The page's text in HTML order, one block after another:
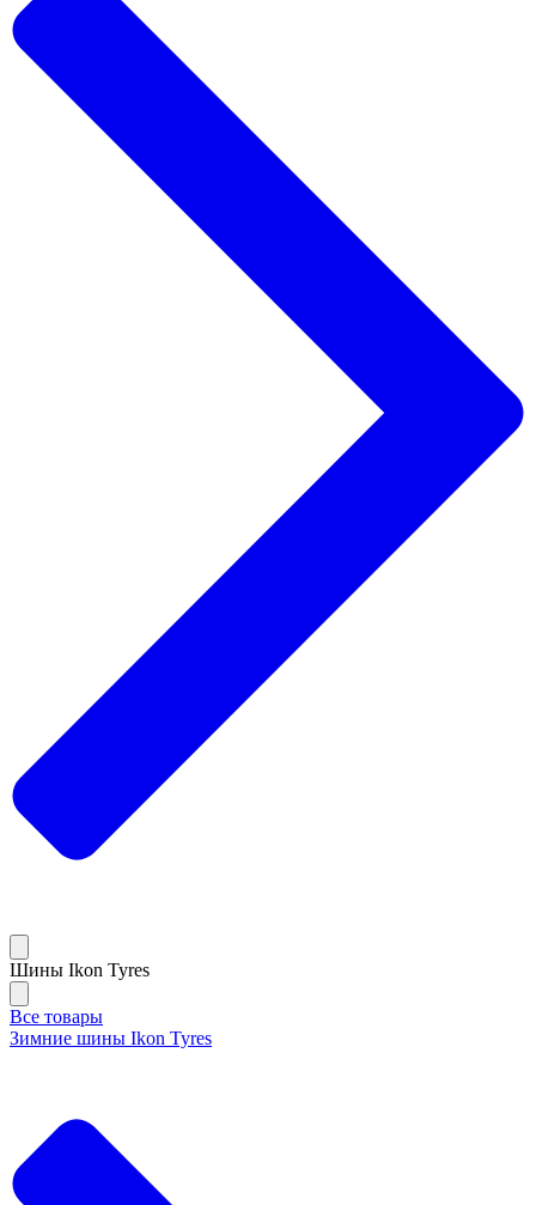
Шины Ikon Tyres
Все товары
Зимние шины Ikon Tyres